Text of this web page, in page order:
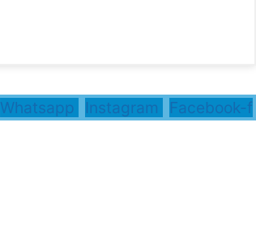
Whatsapp Instagram Facebook-f